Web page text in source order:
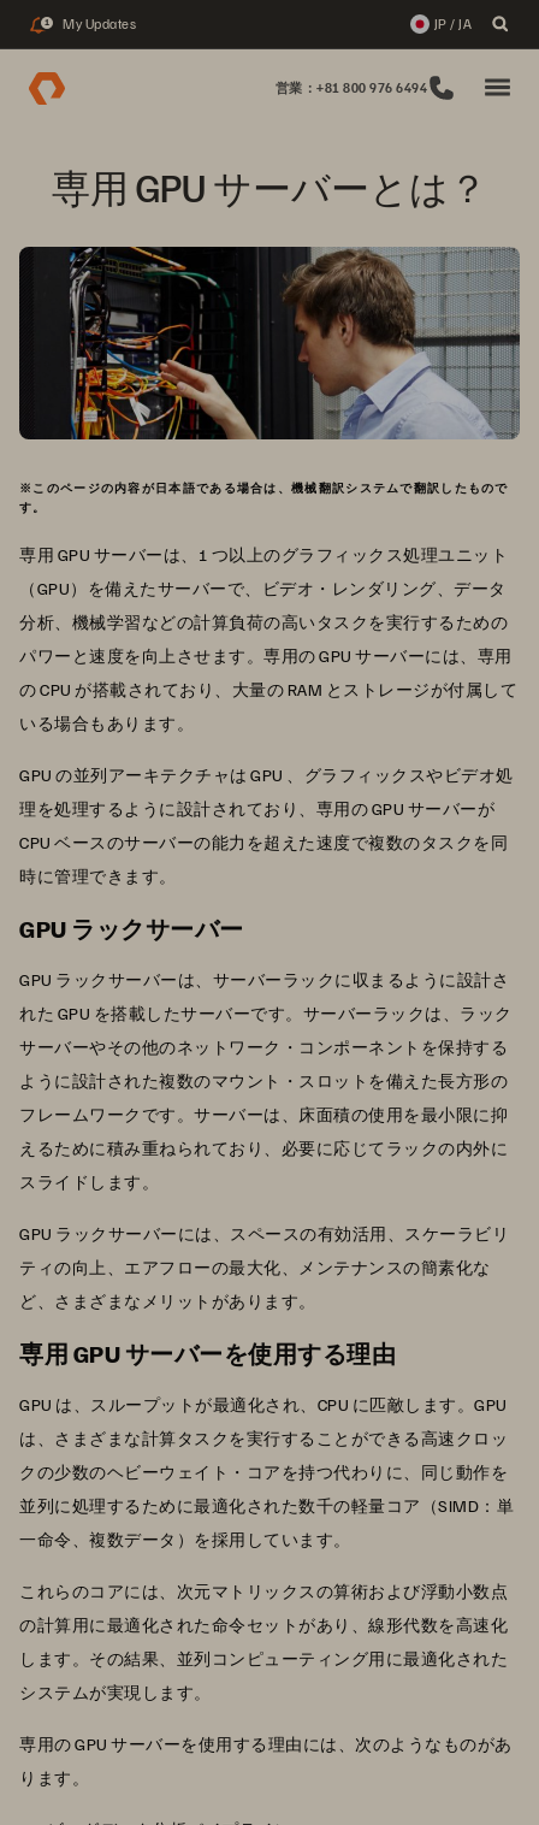
1 My Updates JP / JA
営業：+81 800 976 6494
専用 GPU サーバーとは？
※このページの内容が日本語である場合は、機械翻訳システムで翻訳したもので
す。
専用 GPU サーバーは、1 つ以上のグラフィックス処理ユニット
（GPU）を備えたサーバーで、ビデオ・レンダリング、データ
分析、機械学習などの計算負荷の高いタスクを実行するための
パワーと速度を向上させます。専用の GPU サーバーには、専用
の CPU が搭載されており、大量の RAM とストレージが付属して
いる場合もあります。
GPU の並列アーキテクチャは GPU 、グラフィックスやビデオ処
理を処理するように設計されており、専用の GPU サーバーが
CPU ベースのサーバーの能力を超えた速度で複数のタスクを同
時に管理できます。
GPU ラックサーバー
GPU ラックサーバーは、サーバーラックに収まるように設計さ
れた GPU を搭載したサーバーです。サーバーラックは、ラック
サーバーやその他のネットワーク・コンポーネントを保持する
ように設計された複数のマウント・スロットを備えた長方形の
フレームワークです。サーバーは、床面積の使用を最小限に抑
えるために積み重ねられており、必要に応じてラックの内外に
スライドします。
GPU ラックサーバーには、スペースの有効活用、スケーラビリ
ティの向上、エアフローの最大化、メンテナンスの簡素化な
ど、さまざまなメリットがあります。
専用 GPU サーバーを使用する理由
GPU は、スループットが最適化され、CPU に匹敵します。GPU
は、さまざまな計算タスクを実行することができる高速クロッ
クの少数のヘビーウェイト・コアを持つ代わりに、同じ動作を
並列に処理するために最適化された数千の軽量コア（SIMD：単
一命令、複数データ）を採用しています。
これらのコアには、次元マトリックスの算術および浮動小数点
の計算用に最適化された命令セットがあり、線形代数を高速化
します。その結果、並列コンピューティング用に最適化された
システムが実現します。
専用の GPU サーバーを使用する理由には、次のようなものがあ
ります。